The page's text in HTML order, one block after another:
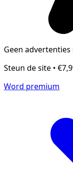
Geen
Steun de site •
Word premium